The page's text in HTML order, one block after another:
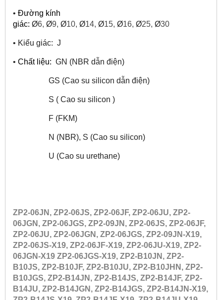
• Đường kính
giác: Ø6, Ø9, Ø10, Ø14, Ø15, Ø16, Ø25, Ø30
• Kiểu giác: J
• Chất liệu: GN (NBR dẫn điện)
GS (Cao su silicon dẫn điện)
S ( Cao su silicon )
F (FKM)
N (NBR), S (Cao su silicon)
U (Cao su urethane)
ZP2-06JN, ZP2-06JS, ZP2-06JF, ZP2-06JU, ZP2-
06JGN, ZP2-06JGS, ZP2-09JN, ZP2-06JS, ZP2-06JF,
ZP2-06JU, ZP2-06JGN, ZP2-06JGS, ZP2-09JN-X19,
ZP2-06JS-X19, ZP2-06JF-X19, ZP2-06JU-X19, ZP2-
06JGN-X19 ZP2-06JGS-X19, ZP2-B10JN, ZP2-
B10JS, ZP2-B10JF, ZP2-B10JU, ZP2-B10JHN, ZP2-
B10JGS, ZP2-B14JN, ZP2-B14JS, ZP2-B14JF, ZP2-
B14JU, ZP2-B14JGN, ZP2-B14JGS, ZP2-B14JN-X19,